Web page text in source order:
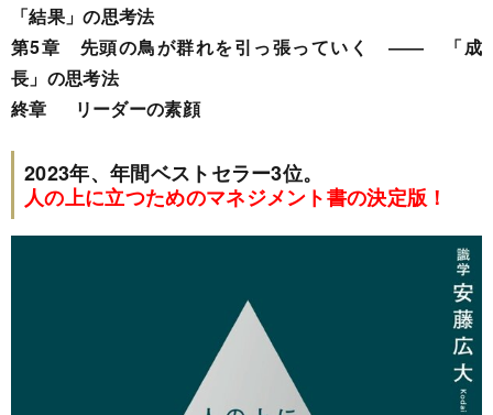
「結果」の思考法
第5章 先頭の鳥が群れを引っ張っていく ―― 「成
長」の思考法
終章 リーダーの素顔
2023年、年間ベストセラー3位。
人の上に立つためのマネジメント書の決定版！